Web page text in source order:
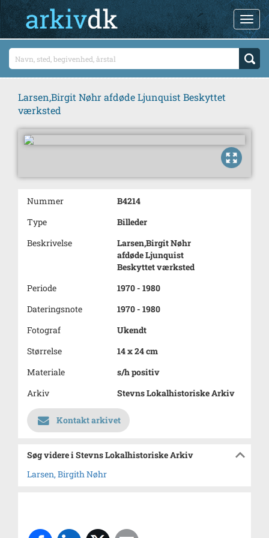
Larsen,Birgit Nøhr afdøde Ljunquist Beskyttet
værksted
Nummer
B4214
Type
Billeder
Beskrivelse
Larsen,Birgit Nøhr
afdøde Ljunquist
Beskyttet værksted
Periode
1970 - 1980
Dateringsnote
1970 - 1980
Fotograf
Ukendt
Størrelse
14 x 24 cm
Materiale
s/h positiv
Arkiv
Stevns Lokalhistoriske Arkiv
Kontakt arkivet
Søg videre i Stevns Lokalhistoriske Arkiv
Larsen, Birgith Nøhr